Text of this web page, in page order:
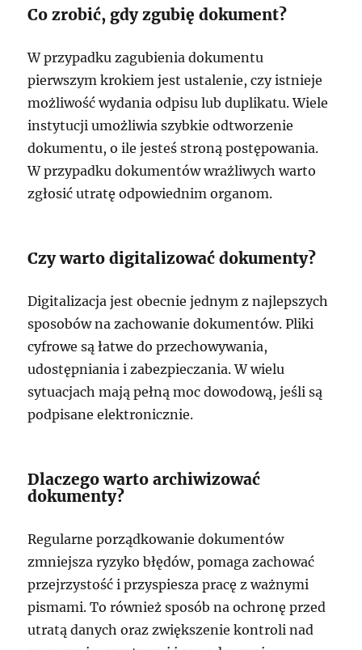
Co zrobić, gdy zgubię dokument?
W przypadku zagubienia dokumentu
pierwszym krokiem jest ustalenie, czy istnieje
możliwość wydania odpisu lub duplikatu. Wiele
instytucji umożliwia szybkie odtworzenie
dokumentu, o ile jesteś stroną postępowania.
W przypadku dokumentów wrażliwych warto
zgłosić utratę odpowiednim organom.
Czy warto digitalizować dokumenty?
Digitalizacja jest obecnie jednym z najlepszych
sposobów na zachowanie dokumentów. Pliki
cyfrowe są łatwe do przechowywania,
udostępniania i zabezpieczania. W wielu
sytuacjach mają pełną moc dowodową, jeśli są
podpisane elektronicznie.
Dlaczego warto archiwizować
dokumenty?
Regularne porządkowanie dokumentów
zmniejsza ryzyko błędów, pomaga zachować
przejrzystość i przyspiesza pracę z ważnymi
pismami. To również sposób na ochronę przed
utratą danych oraz zwiększenie kontroli nad